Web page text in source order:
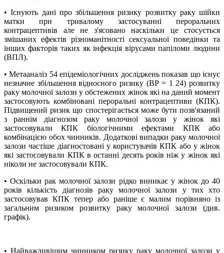
• Існують дані про збільшення ризику розвитку раку шійки
матки при тривалому застосуванні пероральних
контрацептивів але не з'ясовано наскільки це стосується
змішаних ефектів різноманітності сексуальної поведінки та
інших факторів таких як інфекція вірусами папіломи людини
(ВПЛ).
• Метааналіз 54 епідеміологічних досліджень показав що існує
незначне збільшення відносного ризику (ВР = 1 24) розвитку
раку молочної залози у обстежених жінок які на даний момент
застосовують комбіновані пероральні контрацептиви (КПК).
Підвищений ризик що спостерігається може бути позв'язаний
з раннім діагнозом раку молочної залози у жінок які
застосовували КПК біологічними ефектами КПК або
комбінацією обох чинників. Додаткові випадки раку молочної
залози частіше діагностовані у користувачів КПК або у жінок
які застосовували КПК в останні десять років ніж у жінок які
ніколи не застосовували КПК.
• Оскільки рак молочної залози рідко виникає у жінок до 40
років кількість діагнозів раку молочної залози у тих хто
застосовував КПК тепер або раніше є малим порівняно із
загальним ризиком розвитку раку молочної залози (див.
графік).
• Найважливішим чинником ризику раку молочної залози у